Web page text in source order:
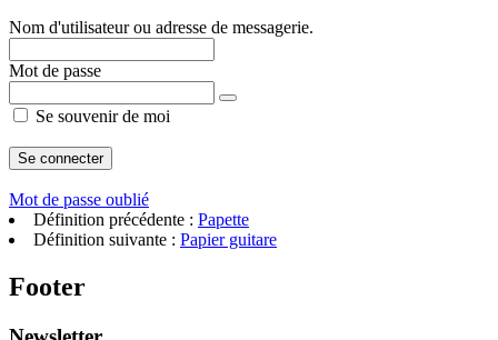
Nom d'utilisateur ou adresse de messagerie.
Mot de passe
Se souvenir de moi
Mot de passe oublié
Définition précédente : Papette
Définition suivante : Papier guitare
Footer